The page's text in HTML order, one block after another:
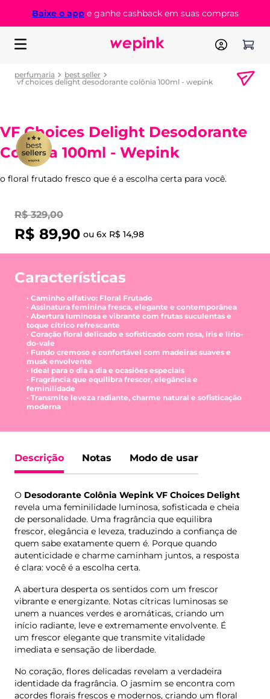
Baixe o appe ganhe cashback em suas compras
perfumaria
best seller
vf choices delight desodorante colônia 100ml - wepink
VF Choices Delight Desodorante
Colônia 100ml - Wepink
o floral frutado fresco que é a escolha certa para você.
R$ 329,00
R$ 89,90 ou 6x R$ 14,98
Características
· Caminho olfativo: Floral Frutado
· Assinatura feminina fresca, elegante e contemporânea
· Abertura luminosa e vibrante com frutas suculentas e
toque cítrico refrescante
· Coração floral delicado e sofisticado com rosa, íris e lírio-
do-vale
· Fundo cremoso e confortável com madeiras suaves e
musk envolvente
· Ideal para o dia a dia e ocasiões especiais
· Fragrância que equilibra frescor, elegância e
feminilidade
· Transmite leveza radiante, charme natural e sofisticação
moderna
Descrição Notas Modo de usar
O Desodorante Colônia Wepink VF Choices Delight
revela uma feminilidade luminosa, sofisticada e cheia
de personalidade. Uma fragrância que equilibra
frescor, elegância e leveza, traduzindo a confiança de
quem sabe exatamente quem é. Porque quando
autenticidade e charme caminham juntos, a resposta
é clara: você é a escolha certa.
A abertura desperta os sentidos com um frescor
vibrante e energizante. Notas cítricas luminosas se
unem a nuances verdes e aromáticas, criando um
início radiante, leve e extremamente envolvente. É
um frescor elegante que transmite vitalidade
imediata e sensação de liberdade.
No coração, flores delicadas revelam a verdadeira
identidade da fragrância. O jasmim se encontra com
acordes florais frescos e modernos, criando um floral